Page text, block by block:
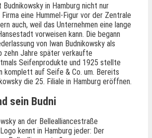
in Hamburg nicht nur
eine Hummel-Figur vor der Zentrale
auch, weil das Unternehmen eine lange
vorweisen kann. Die begann
von Iwan Budnikowsky als
zehn Jahre später verkaufte
Seifenprodukte und 1925 stellte
komplett auf Seife & Co. um. Bereits
die 25. Filiale in Hamburg eröffnen.
sein Budni
kennt in Hamburg jeder: Der